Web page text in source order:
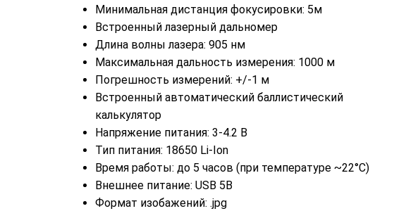
Минимальная дистанция фокусировки: 5м
Встроенный лазерный дальномер
Длина волны лазера: 905 нм
Максимальная дальность измерения: 1000 м
Погрешность измерений: +/-1 м
Встроенный автоматический баллистический
калькулятор
Напряжение питания: 3-4.2 В
Тип питания: 18650 Li-Ion
Время работы: до 5 часов (при температуре ~22°C)
Внешнее питание: USB 5В
Формат изобажений: .jpg